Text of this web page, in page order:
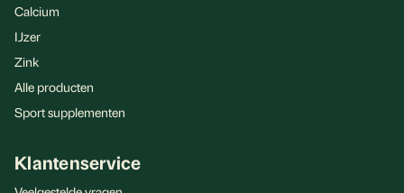
Calcium
IJzer
Zink
Alle producten
Sport supplementen
Klantenservice